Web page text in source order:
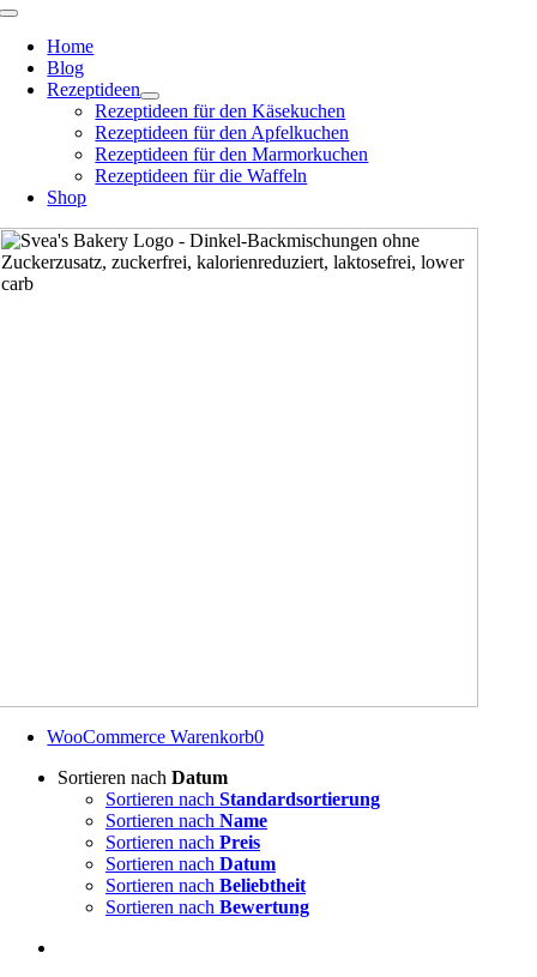
Zum
Inhalt
springen
Toggle
Navigation
Home
Blog
Rezeptideen
Rezeptideen für den Käsekuchen
Rezeptideen für den Apfelkuchen
Rezeptideen für den Marmorkuchen
Rezeptideen für die Waffeln
Shop
WooCommerce Warenkorb0
Sortieren nach Datum
Sortieren nach Standardsortierung
Sortieren nach Name
Sortieren nach Preis
Sortieren nach Datum
Sortieren nach Beliebtheit
Sortieren nach Bewertung